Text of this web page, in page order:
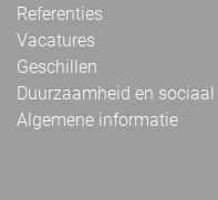
Referenties
Vacatures
Geschillen
Duurzaamheid en sociaal
Algemene informatie